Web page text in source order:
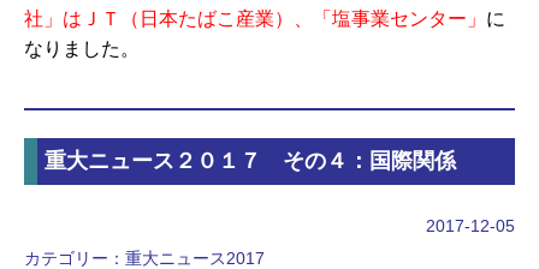
社」はＪＴ（日本たばこ産業）、「塩事業センター」 に
なりました。
重大ニュース２０１７ その４：国際関係
2017-12-05
カテゴリー： 重大ニュース2017